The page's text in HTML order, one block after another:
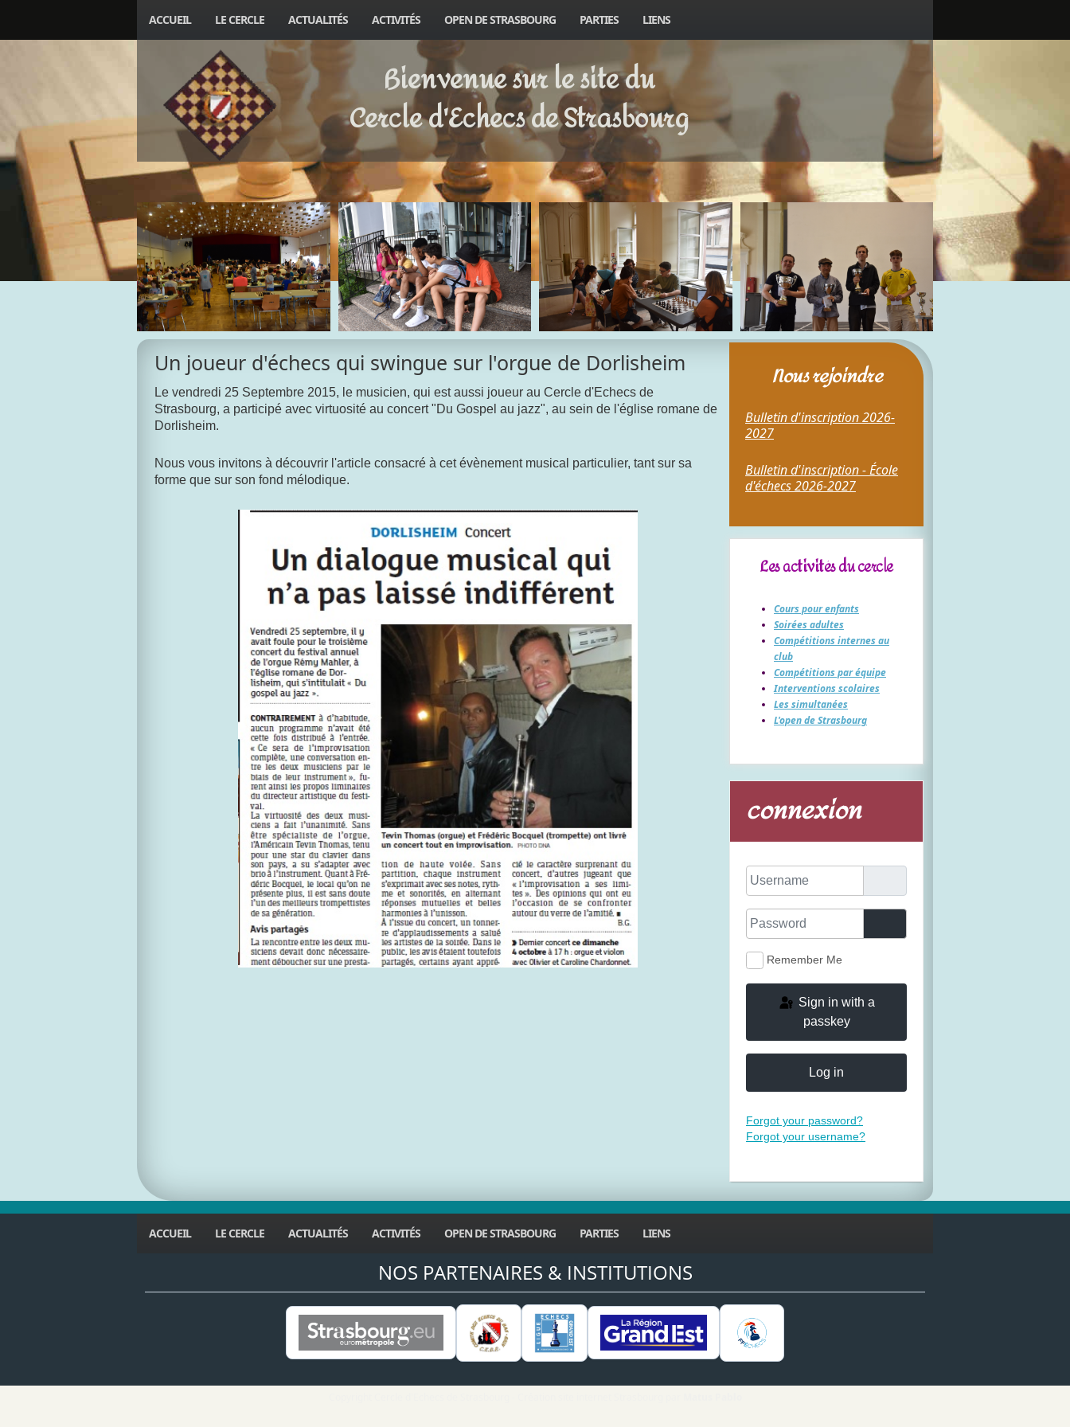
ACCUEIL LE CERCLE ACTUALITÉS ACTIVITÉS OPEN DE STRASBOURG PARTIES LIENS
Bienvenue sur le site du
Cercle d'Echecs de Strasbourg
Un joueur d'échecs qui swingue sur l'orgue de Dorlisheim
Le vendredi 25 Septembre 2015, le musicien, qui est aussi joueur au Cercle d'Echecs de
Strasbourg, a participé avec virtuosité au concert "Du Gospel au jazz", au sein de l'église romane de
Dorlisheim.
Nous vous invitons à découvrir l'article consacré à cet évènement musical particulier, tant sur sa
forme que sur son fond mélodique.
Nous rejoindre
Bulletin d'inscription 2026-
2027
Bulletin d'inscription - École
d'échecs 2026-2027
Les activités du cercle
Cours pour enfants
Soirées adultes
Compétitions internes au
club
Compétitions par équipe
Interventions scolaires
Les simultanées
L'open de Strasbourg
connexion
Username
Password
Remember Me
passkey
Log in
Forgot your password?
Forgot your username?
ACCUEIL LE CERCLE ACTUALITÉS ACTIVITÉS OPEN DE STRASBOURG PARTIES LIENS
NOS PARTENAIRES & INSTITUTIONS